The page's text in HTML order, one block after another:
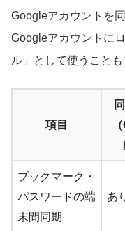
Googleアカウントを
Googleアカウントに
ル」として使うことも
項目
ブックマーク・
パスワードの端
末間同期
あ